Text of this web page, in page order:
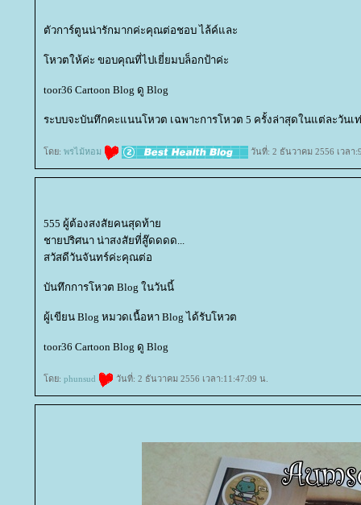
ตัวการ์ตูนน่ารักมากค่ะคุณต่อชอบ ไล้ค์และ
หวตให้ค่ะ ขอบคุณที่ไปเยี่ยมบล็อกป้าค่ะ
toor36 Cartoon Blog ดู Blog
ระบบจะบันทึกคะแนนโหวต เฉพาะการโหวต 5 ครั้งล่าสุดในแต่ละวันเ
ดย: พรไม้หอม วันที่: 2 ธันวาคม 2556 เวลา
555 ผู้ต้องสงสัยคนสุดท้า
ชายปริศนา น่าสงสัยที่สู๊ดดดด...
สวัสดีวันจันทร์ค่ะคุณต่อ
บันทึกการโหวต Blog ในวันนี้
ผู้เขียน Blog หมวดเนื้อหา Blog ได้รับโหวต
toor36 Cartoon Blog ดู Blog
ดย: phunsud วันที่: 2 ธันวาคม 2556 เวลา:11:47:09 น.